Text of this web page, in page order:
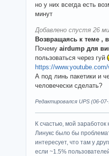
но у них всегда есть
минут
Добавлено спустя 26
Возвращаясь к теме ,
Почему airdump для
пользоваться через гуй
https://
А под линь пакетики и
человечески сделать?
Редактировался UPS (06-
К счастью, мой
Линукс было бы
интересует, что там у
если ~1.5%